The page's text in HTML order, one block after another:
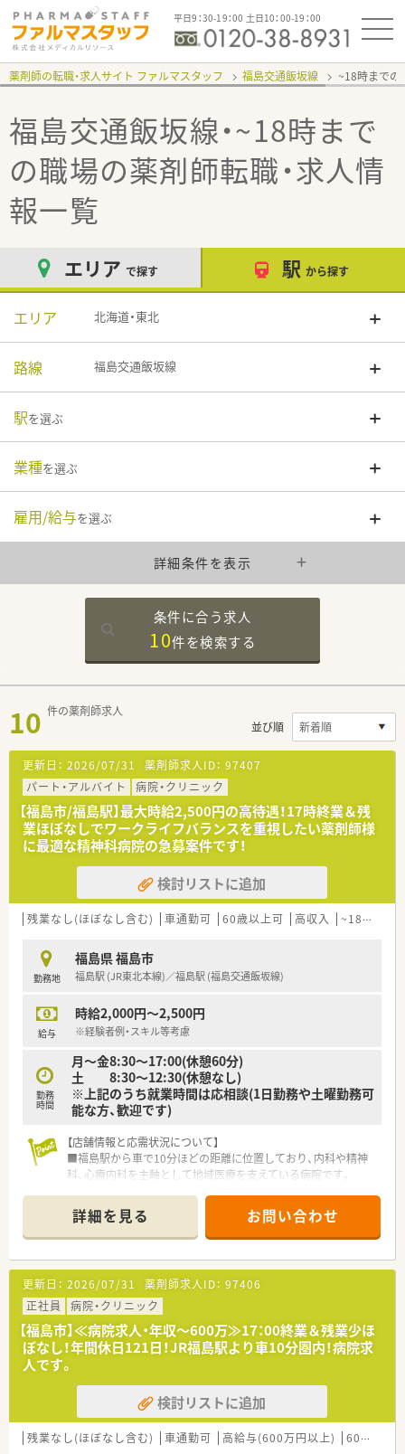
平日9：30-19：00 土日10：00-19：00
薬剤師の転職・求人サイト ファルマスタッフ 福島交通飯坂線 ~18時まで
福島交通飯坂線・~18時まで
の職場の薬剤師転職・求人情
報一覧
エリア で探す 駅 から探す
エリア 北海道・東北
路線 福島交通飯坂線
駅を選ぶ
業種を選ぶ
雇用/給与を選ぶ
詳細条件を表示
条件に合う求人
10件を検索する
10 件の薬剤師求人
並び順
更新日： 2026/07/31 薬剤師求人ID： 97407
パート・アルバイト
病院・クリニック
【福島市/福島駅】最大時給2,500円の高待遇！17時終業＆残
業ほぼなしでワークライフバランスを重視したい薬剤師様
に最適な精神科病院の急募案件です！
検討リストに追加
残業なし(ほぼなし含む) 車通勤可 60歳以上可 高収入 ~18時までの職場
勤務地
福島県 福島市
福島駅 (JR東北本線)／福島駅 (福島交通飯坂線)
給与
時給2,000円～2,500円
※経験者例・スキル等考慮
勤務
時間
月～金8:30～17:00(休憩60分)
土 8:30～12:30(休憩なし)
※上記のうち就業時間は応相談(1日勤務や土曜勤務可
能な方、歓迎です)
【店舗情報と応需状況について】
■福島駅から車で10分ほどの距離に位置しており、内科や精神
科、心療内科を主軸として地域医療を支えている病院です。
師2名と調剤補助2名の体制で協力して業務を行っています。
■精神科医療に特化した専門性の高い環境でありながら、落ち着
いたペースで調剤や服薬指導に取り組むことが可能な職場で
す。
【募集背景と求める人物像について】
■今回は欠員補充による急募のため、即戦力としてこれまでの調
剤経験を活かして柔軟に活躍いただける方を募集しています。
■病院未経験の方は不可となりますが、調剤の実務経験がある方
であれば年齢や性別を問わずどなたでも歓迎いたします。
■患者様一人ひとりと誠実に向き合い、丁寧な服薬指導や医薬品
管理を心がけていただける責任感のある方を求めています。
【法人特徴について】
■福島県福島市において精神科や心療内科の診療を長年提供し
詳細を見る お問い合わせ
更新日： 2026/07/31 薬剤師求人ID： 97406
正社員
病院・クリニック
【福島市】≪病院求人・年収～600万≫17：00終業＆残業少ほ
ぼなし！年間休日121日！JR福島駅より車10分圏内！病院求
人です。
検討リストに追加
残業なし(ほぼなし含む) 車通勤可 高給与(600万円以上) 60歳以上可